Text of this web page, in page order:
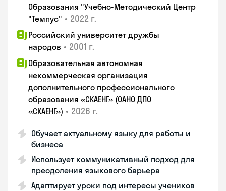
Образования "Учебно-Методический Центр
"Темпус" • 2022 г.
Российский университет дружбы
народов • 2001 г.
Образовательная автономная
некоммерческая организация
дополнительного профессионального
образования «СКАЕНГ» (ОАНО ДПО
«СКАЕНГ») • 2026 г.
Обучает актуальному языку для работы и
бизнеса
Использует коммуникативный подход для
преодоления языкового барьера
Адаптирует уроки под интересы учеников